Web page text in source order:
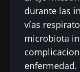
durante las
vías
microbiota